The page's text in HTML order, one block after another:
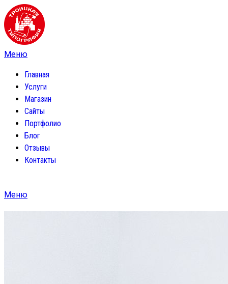
Главная
Услуги
Магазин
Сайты
Портфолио
Блог
Отзывы
Контакты